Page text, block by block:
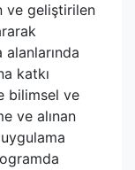
ve geliştirilen
katkı
bilimsel ve
ve alınan